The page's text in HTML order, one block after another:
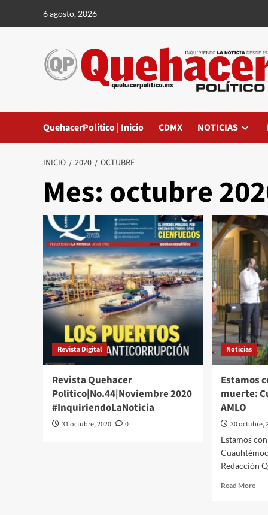
6 agosto, 2026
QuehacerPolitico | Inicio CDMX NOTICIAS
INICIO 2020 OCTUBRE
Mes:octubre
Revista Digital
Revista Quehacer
Politico|No.44|Noviembre 2020
#InquiriendoLaNoticia
31 octubre, 2020 0
Noticias
Estamos
muerte:
AMLO
30 octubre,
Estamos
Redacción
Read MoreRead